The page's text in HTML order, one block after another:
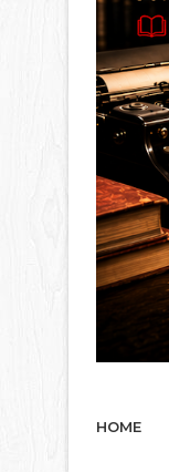
HOME